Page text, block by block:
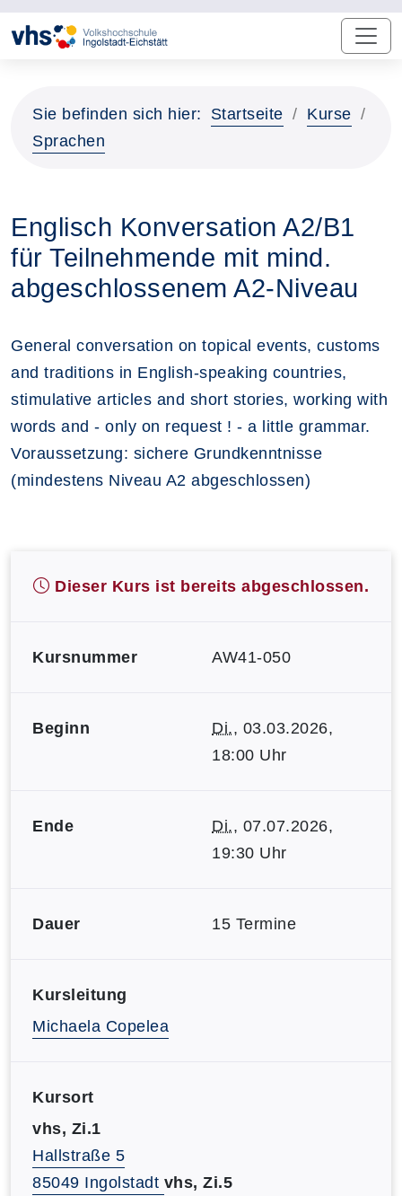
Sie befinden sich hier: Startseite
Kurse
Sprachen
Englisch Konversation A2/B1
für Teilnehmende mit mind.
abgeschlossenem A2-Niveau
General conversation on topical events, customs
and traditions in English-speaking countries,
stimulative articles and short stories, working with
words and - only on request ! - a little grammar.
Voraussetzung: sichere Grundkenntnisse
(mindestens Niveau A2 abgeschlossen)
Dieser Kurs ist bereits abgeschlossen.
Kursnummer AW41-050
Beginn Di., 03.03.2026,
18:00 Uhr
Ende Di., 07.07.2026,
19:30 Uhr
Dauer 15 Termine
Kursleitung
Michaela Copelea
Kursort
vhs, Zi.1
Hallstraße 5
85049 Ingolstadt vhs, Zi.5